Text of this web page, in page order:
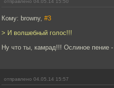
отправлено 04.05.14 15:50
Кому: browny, #3
> И волшебный голос!!!
Ну что ты, камрад!!! Ослиное пение
отправлено 04.05.14 15:57